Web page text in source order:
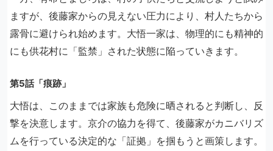
ますが、後藤家からの見えない圧力により、村人たちから
露骨に避けられ始めます。大悟一家は、物理的にも精神的
にも供花村に「監禁」された状態に陥っていきます。
第5話「痕跡」
大悟は、このままでは家族も危険に晒されると判断し、反
撃を決意します。京介の協力を得て、後藤家がカニバリズ
ムを行っている決定的な「証拠」を掴もうと画策します。